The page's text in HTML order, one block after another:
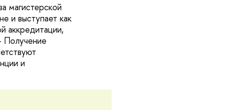
магистерской
и выступает как
аккредитации,
Получение
и